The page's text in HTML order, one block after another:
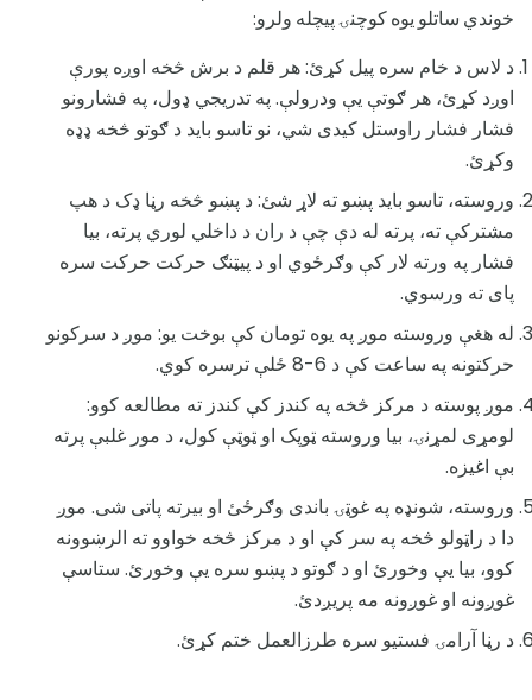
خوندي ساتلو یوه کوچنۍ پیچله ولرو:
د لاس د خام سره پیل کړئ: هر قلم د برش څخه اوږه پورې
اوږد کړئ، هر ګوتې یې ودرولې. په تدریجي ډول، په فشارونو
فشار فشار راوستل کیدی شي، نو تاسو باید د ګوتو څخه ډډه
وکړئ.
وروسته، تاسو باید پښو ته لاړ شئ: د پښو څخه رڼا ډک د هپ
مشترکې ته، پرته له دې چې د ران د داخلي لوري پرته، بیا
فشار په ورته لار کې وګرځوي او د پیټنګ حرکت حرکت سره
پای ته ورسوي.
له هغې وروسته موږ په یوه تومان کې بوخت یو: موږ د سرکونو
حرکتونه په ساعت کې د 6-8 ځلې ترسره کوي.
موږ پوسته د مرکز څخه په کندز کې کندز ته مطالعه کوو:
لومړی لمړنۍ، بیا وروسته ټوپک او ټوټې کول، د مور غلبې پرته
بې اغیزه.
وروسته، شونډه په غوټۍ باندی وګرځئ او بیرته پاتی شی. موږ
دا د راټولو څخه په سر کې او د مرکز څخه خواوو ته الرښوونه
کوو، بیا یې وخورئ او د ګوتو د پښو سره یې وخورئ. ستاسې
غوږونه او غوږونه مه پریږدئ.
د رڼا آرامۍ فستیو سره طرزالعمل ختم کړئ.